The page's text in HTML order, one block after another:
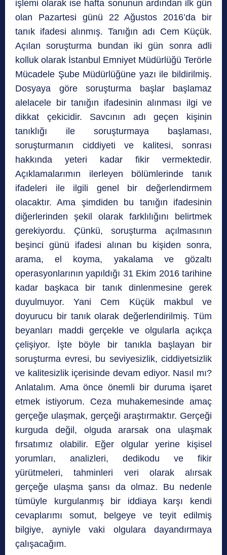
işlemi olarak ise hafta sonunun ardından ilk gün
olan Pazartesi günü 22 Ağustos 2016’da bir
tanık ifadesi alınmış. Tanığın adı Cem Küçük.
Açılan soruşturma bundan iki gün sonra adli
kolluk olarak İstanbul Emniyet Müdürlüğü Terörle
Mücadele Şube Müdürlüğüne yazı ile bildirilmiş.
Dosyaya göre soruşturma başlar başlamaz
alelacele bir tanığın ifadesinin alınması ilgi ve
dikkat çekicidir. Savcının adı geçen kişinin
tanıklığı ile soruşturmaya başlaması,
soruşturmanın ciddiyeti ve kalitesi, sonrası
hakkında yeteri kadar fikir vermektedir.
Açıklamalarımın ilerleyen bölümlerinde tanık
ifadeleri ile ilgili genel bir değerlendirmem
olacaktır. Ama şimdiden bu tanığın ifadesinin
diğerlerinden şekil olarak farklılığını belirtmek
gerekiyordu. Çünkü, soruşturma açılmasının
beşinci günü ifadesi alınan bu kişiden sonra,
arama, el koyma, yakalama ve gözaltı
operasyonlarının yapıldığı 31 Ekim 2016 tarihine
kadar başkaca bir tanık dinlenmesine gerek
duyulmuyor. Yani Cem Küçük makbul ve
doyurucu bir tanık olarak değerlendirilmiş. Tüm
beyanları maddi gerçekle ve olgularla açıkça
çelişiyor. İşte böyle bir tanıkla başlayan bir
soruşturma evresi, bu seviyesizlik, ciddiyetsizlik
ve kalitesizlik içerisinde devam ediyor. Nasıl mı?
Anlatalım. Ama önce önemli bir duruma işaret
etmek istiyorum. Ceza muhakemesinde amaç
gerçeğe ulaşmak, gerçeği araştırmaktır. Gerçeği
kurguda değil, olguda ararsak ona ulaşmak
fırsatımız olabilir. Eğer olgular yerine kişisel
yorumları, analizleri, dedikodu ve fikir
yürütmeleri, tahminleri veri olarak alırsak
gerçeğe ulaşma şansı da olmaz. Bu nedenle
tümüyle kurgulanmış bir iddiaya karşı kendi
cevaplarımı somut, belgeye ve teyit edilmiş
bilgiye, ayniyle vaki olgulara dayandırmaya
çalışacağım.